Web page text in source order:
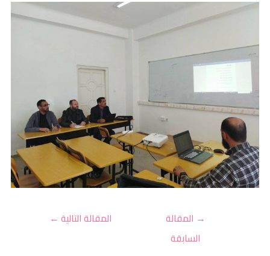
→المقالة
السابقة
المقالة التالية←